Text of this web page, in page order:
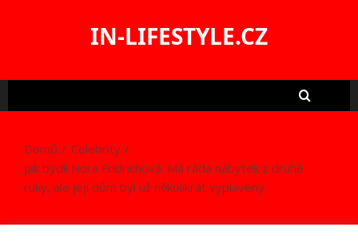
IN-LIFESTYLE.CZ
Domů
Celebrity
Jak bydlí Nora Fridrichová: Má ráda nábytek z druhé
ruky, ale její dům byl už několikrát vyplavený